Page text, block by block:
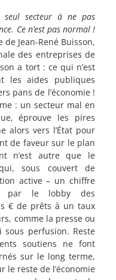
seul secteur à ne pas
Ce n’est pas normal !
Jean-René Buisson,
des entreprises de
a tort : ce qui n’est
les aides publiques
pans de l’économie !
: un secteur mal en
éprouve les pires
alors vers l’État pour
de faveur sur le plan
n’est autre que le
sous couvert de
active – un chiffre
par le lobby des
€ de prêts à un taux
comme la presse ou
sous perfusion. Reste
soutiens ne font
sur le long terme,
le reste de l’économie